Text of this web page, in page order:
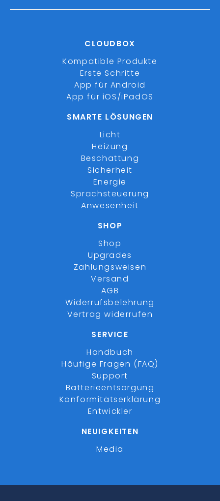
CLOUDBOX
Kompatible Produkte
Erste Schritte
App für Android
App für iOS/iPadOS
SMARTE LÖSUNGEN
Licht
Heizung
Beschattung
Sicherheit
Energie
Sprachsteuerung
Anwesenheit
SHOP
Shop
Upgrades
Zahlungsweisen
Versand
AGB
Widerrufsbelehrung
Vertrag widerrufen
SERVICE
Handbuch
Häufige Fragen (FAQ)
Support
Batterieentsorgung
Konformitätserklärung
Entwickler
NEUIGKEITEN
Media